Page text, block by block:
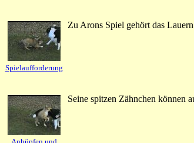
Spielaufforderung
Zu Arons Spiel gehört das
Seine spitzen Zähnchen können